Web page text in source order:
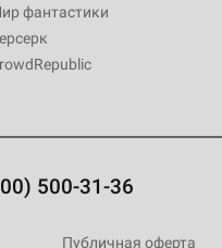
фантастики
500-31-36
Публичная оферта